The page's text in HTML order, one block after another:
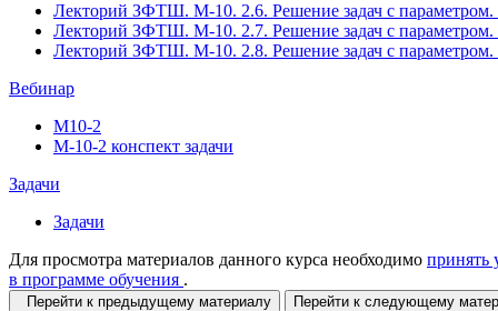
Лекторий ЗФТШ. М-10. 2.6. Решение задач с параметром.
Лекторий ЗФТШ. М-10. 2.7. Решение задач с параметром.
Лекторий ЗФТШ. М-10. 2.8. Решение задач с параметром.
Вебинар
М10-2
М-10-2 конспект задачи
Задачи
Задачи
Для просмотра материалов данного курса необходимо принять
в программе обучения .
Перейти к предыдущему материалу Перейти к следующему